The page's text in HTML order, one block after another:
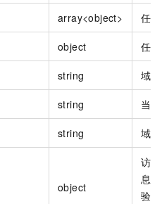
array<object> 任
object 任
string 域
string 当
string 域
object
访
息
验